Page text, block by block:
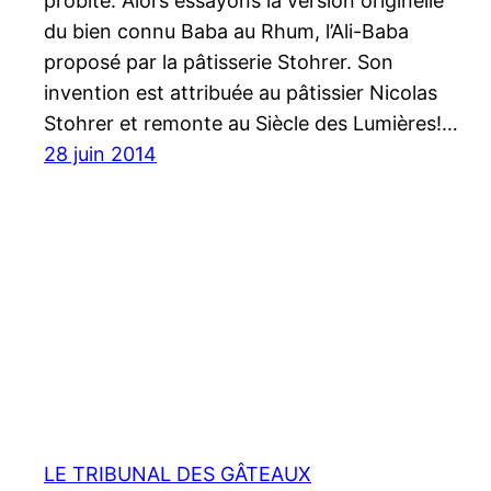
du bien connu Baba au Rhum, l’Ali-Baba
proposé par la pâtisserie Stohrer. Son
invention est attribuée au pâtissier Nicolas
Stohrer et remonte au Siècle des Lumières!…
28 juin 2014
LE TRIBUNAL DES GÂTEAUX